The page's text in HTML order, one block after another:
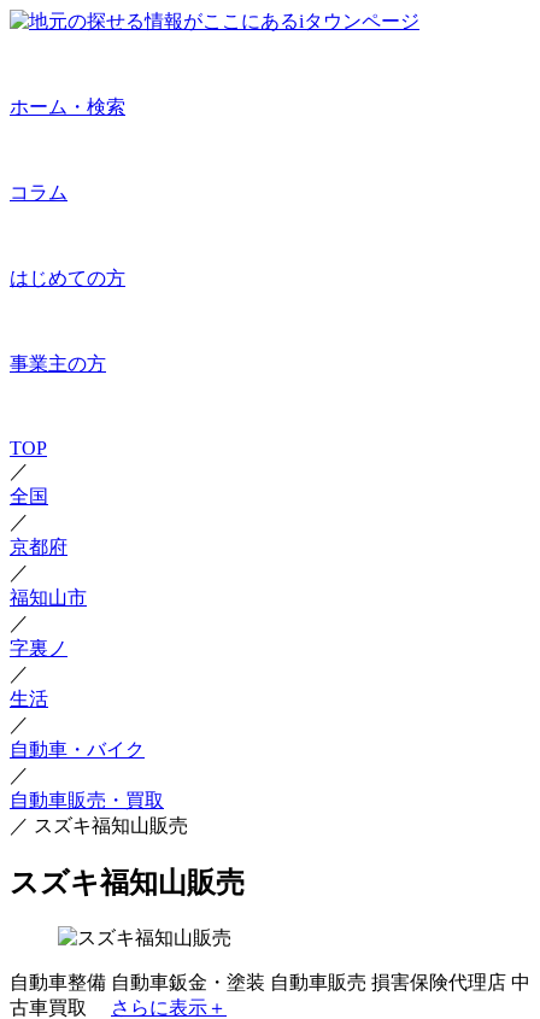
ホーム・検索
コラム
はじめての方
事業主の方
TOP
／
全国
／
京都府
／
福知山市
／
字裏ノ
／
生活
／
自動車・バイク
／
自動車販売・買取
／ スズキ福知山販売
スズキ福知山販売
自動車整備 自動車鈑金・塗装 自動車販売 損害保険代理店 中
古車買取
さらに表示＋